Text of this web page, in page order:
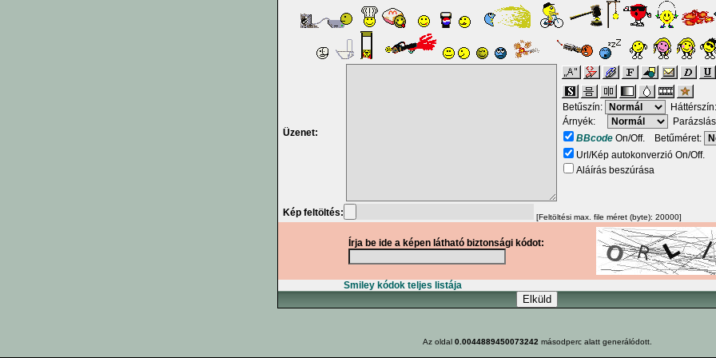
Üzenet:
Betűszín:
Árnyék:
BBcodeOn/Off. Betűméret:
Url/Kép autokonverzió On/Off.
Aláírás beszúrása
Kép feltöltés: [Feltöltési max. file méret (byte): 20000]
Írja be ide a képen látható biztonsági kódot:
Smiley kódok teljes listája
Az oldal 0.0044889450073242 másodperc alatt generálódott.